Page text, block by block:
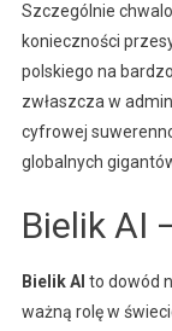
Szczególnie
konieczności
polskiego na
zwłaszcza w
cyfrowej
globalnych
Bielik AI
Bielik AI to dowód
ważną rolę w